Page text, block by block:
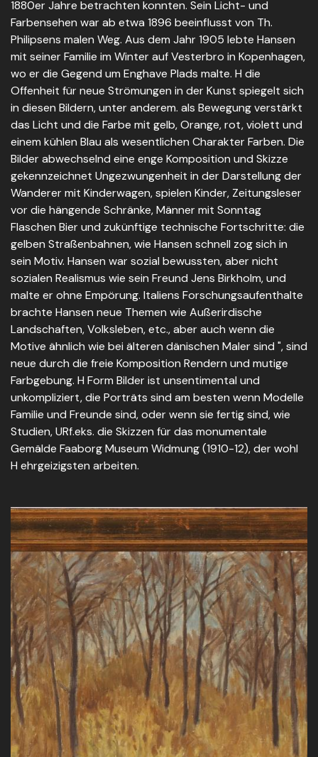
1880er Jahre betrachten konnten. Sein Licht- und
Farbensehen war ab etwa 1896 beeinflusst von Th.
Philipsens malen Weg. Aus dem Jahr 1905 lebte Hansen
mit seiner Familie im Winter auf Vesterbro in Kopenhagen,
wo er die Gegend um Enghave Plads malte. H die
Offenheit für neue Strömungen in der Kunst spiegelt sich
in diesen Bildern, unter anderem. als Bewegung verstärkt
das Licht und die Farbe mit gelb, Orange, rot, violett und
einem kühlen Blau als wesentlichen Charakter Farben. Die
Bilder abwechselnd eine enge Komposition und Skizze
gekennzeichnet Ungezwungenheit in der Darstellung der
Wanderer mit Kinderwagen, spielen Kinder, Zeitungsleser
vor die hängende Schränke, Männer mit Sonntag
Flaschen Bier und zukünftige technische Fortschritte: die
gelben Straßenbahnen, wie Hansen schnell zog sich in
sein Motiv. Hansen war sozial bewussten, aber nicht
sozialen Realismus wie sein Freund Jens Birkholm, und
malte er ohne Empörung. Italiens Forschungsaufenthalte
brachte Hansen neue Themen wie Außerirdische
Landschaften, Volksleben, etc., aber auch wenn die
Motive ähnlich wie bei älteren dänischen Maler sind ", sind
neue durch die freie Komposition Rendern und mutige
Farbgebung. H Form Bilder ist unsentimental und
unkompliziert, die Porträts sind am besten wenn Modelle
Familie und Freunde sind, oder wenn sie fertig sind, wie
Studien, URf.eks. die Skizzen für das monumentale
Gemälde Faaborg Museum Widmung (1910-12), der wohl
H ehrgeizigsten arbeiten.